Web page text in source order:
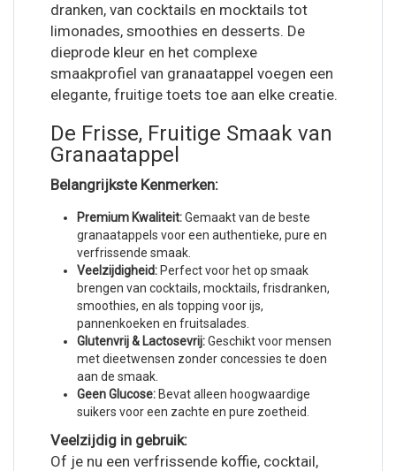
dranken, van cocktails en mocktails tot
limonades, smoothies en desserts. De
dieprode kleur en het complexe
smaakprofiel van granaatappel voegen een
elegante, fruitige toets toe aan elke creatie.
De Frisse, Fruitige Smaak van
Granaatappel
Belangrijkste Kenmerken:
Premium Kwaliteit:Gemaakt van de beste
granaatappels voor een authentieke, pure en
verfrissende smaak.
Veelzijdigheid: Perfect voor het op smaak
brengen van cocktails, mocktails, frisdranken,
smoothies, en als topping voor ijs,
pannenkoeken en fruitsalades.
Glutenvrij & Lactosevrij:Geschikt voor mensen
met dieetwensen zonder concessies te doen
aan de smaak.
Geen Glucose: Bevat alleen hoogwaardige
suikers voor een zachte en pure zoetheid.
Veelzijdig in gebruik:
Of je nu een verfrissende koffie, cocktail,